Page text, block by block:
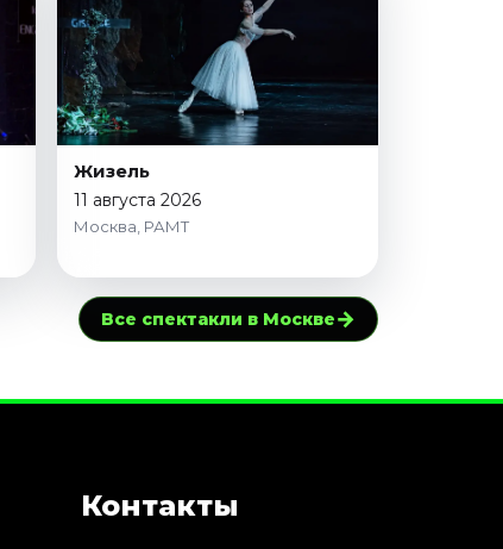
Жизель
11 августа 2026
Москва, РАМТ
Все спектакли в Москве→
Контакты